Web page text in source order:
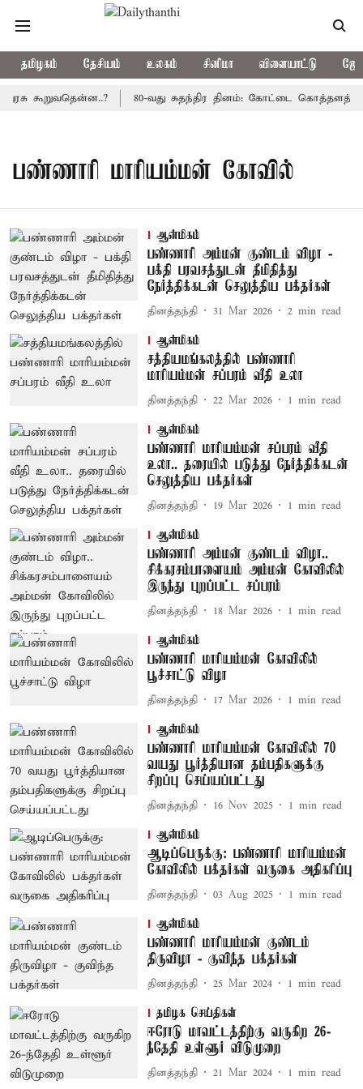
தமிழகம் தேசியம் உலகம் சினிமா விளையாட்டு
கூறுவதென்ன..? 80-வது சுதந்திர தினம்: கோட்டை
பண்ணாரி மாரியம்மன் கோவில்
ஆன்மிகம்
பண்ணாரி அம்மன் குண்டம் விழா -
பக்தி பரவசத்துடன் தீமிதித்து
நேர்த்திக்கடன் செலுத்திய பக்தர்கள்
தினத்தந்தி 31 Mar 2026 2 min read
ஆன்மிகம்
சத்தியமங்கலத்தில் பண்ணாரி
மாரியம்மன் சப்பரம் வீதி உலா
தினத்தந்தி 22 Mar 2026 1 min read
ஆன்மிகம்
பண்ணாரி மாரியம்மன் சப்பரம் வீதி
உலா.. தரையில் படுத்து நேர்த்திக்கடன்
செலுத்திய பக்தர்கள்
தினத்தந்தி 19 Mar 2026 1 min read
ஆன்மிகம்
பண்ணாரி அம்மன் குண்டம் விழா..
சிக்கரசம்பாளையம் அம்மன் கோவிலில்
இருந்து புறப்பட்ட சப்பரம்
தினத்தந்தி 18 Mar 2026 1 min read
ஆன்மிகம்
பண்ணாரி மாரியம்மன் கோவிலில்
பூச்சாட்டு விழா
தினத்தந்தி 17 Mar 2026 1 min read
ஆன்மிகம்
பண்ணாரி மாரியம்மன் கோவிலில் 70
வயது பூர்த்தியான தம்பதிகளுக்கு
சிறப்பு செய்யப்பட்டது
தினத்தந்தி 16 Nov 2025 1 min read
ஆன்மிகம்
ஆடிப்பெருக்கு: பண்ணாரி மாரியம்மன்
கோவிலில் பக்தர்கள் வருகை அதிகரிப்பு
தினத்தந்தி 03 Aug 2025 1 min read
ஆன்மிகம்
பண்ணாரி மாரியம்மன் குண்டம்
திருவிழா - குவிந்த பக்தர்கள்
தினத்தந்தி 25 Mar 2024 1 min read
தமிழக செய்திகள்
ஈரோடு மாவட்டத்திற்கு வருகிற 26-
ந்தேதி உள்ளூர் விடுமுறை
தினத்தந்தி 21 Mar 2024 1 min read